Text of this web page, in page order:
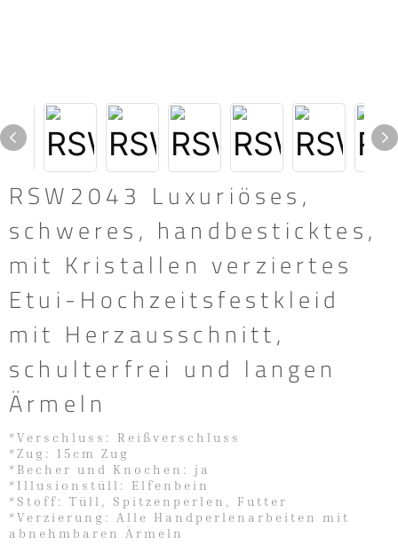
RSW2043 Luxuriöses,
schweres, handbesticktes,
mit Kristallen verziertes
Etui-Hochzeitsfestkleid
mit Herzausschnitt,
schulterfrei und langen
Ärmeln
*Verschluss: Reißverschluss
*Zug: 15cm Zug
*Becher und Knochen: ja
*Illusionstüll: Elfenbein
*Stoff: Tüll, Spitzenperlen, Futter
*Verzierung: Alle Handperlenarbeiten mit
abnehmbaren Ärmeln